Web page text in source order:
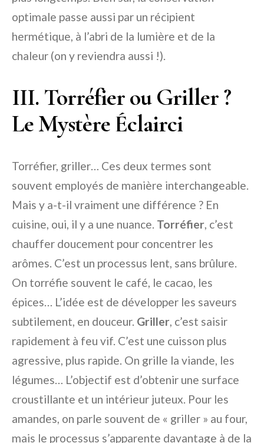
optimale passe aussi par un récipient
hermétique, à l’abri de la lumière et de la
chaleur (on y reviendra aussi !).
III. Torréfier ou Griller ?
Le Mystère Éclairci
Torréfier, griller… Ces deux termes sont
souvent employés de manière interchangeable.
Mais y a-t-il vraiment une différence ? En
cuisine, oui, il y a une nuance. Torréfier, c’est
chauffer doucement pour concentrer les
arômes. C’est un processus lent, sans brûlure.
On torréfie souvent le café, le cacao, les
épices… L’idée est de développer les saveurs
subtilement, en douceur. Griller, c’est saisir
rapidement à feu vif. C’est une cuisson plus
agressive, plus rapide. On grille la viande, les
légumes… L’objectif est d’obtenir une surface
croustillante et un intérieur juteux. Pour les
amandes, on parle souvent de « griller » au four,
mais le processus s’apparente davantage à de la